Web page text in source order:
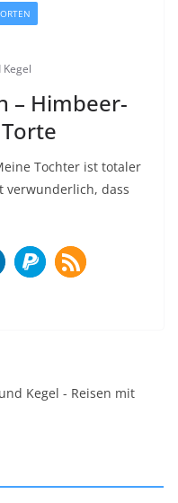
Kegel
– Himbeer-
Tochter ist totaler
verwunderlich, dass